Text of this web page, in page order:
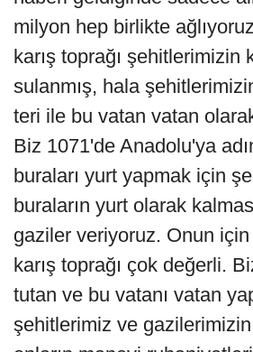
milyon hep birlikte
karış toprağı şehitlerimizin
sulanmış, hala
teri ile bu vatan vatan
Biz 1071'de Anadolu'ya
buraları yurt yapmak için
buraların yurt olarak
gaziler veriyoruz. Onun için
karış toprağı çok değerli.
tutan ve bu vatanı vatan
şehitlerimiz ve gazilerimizin